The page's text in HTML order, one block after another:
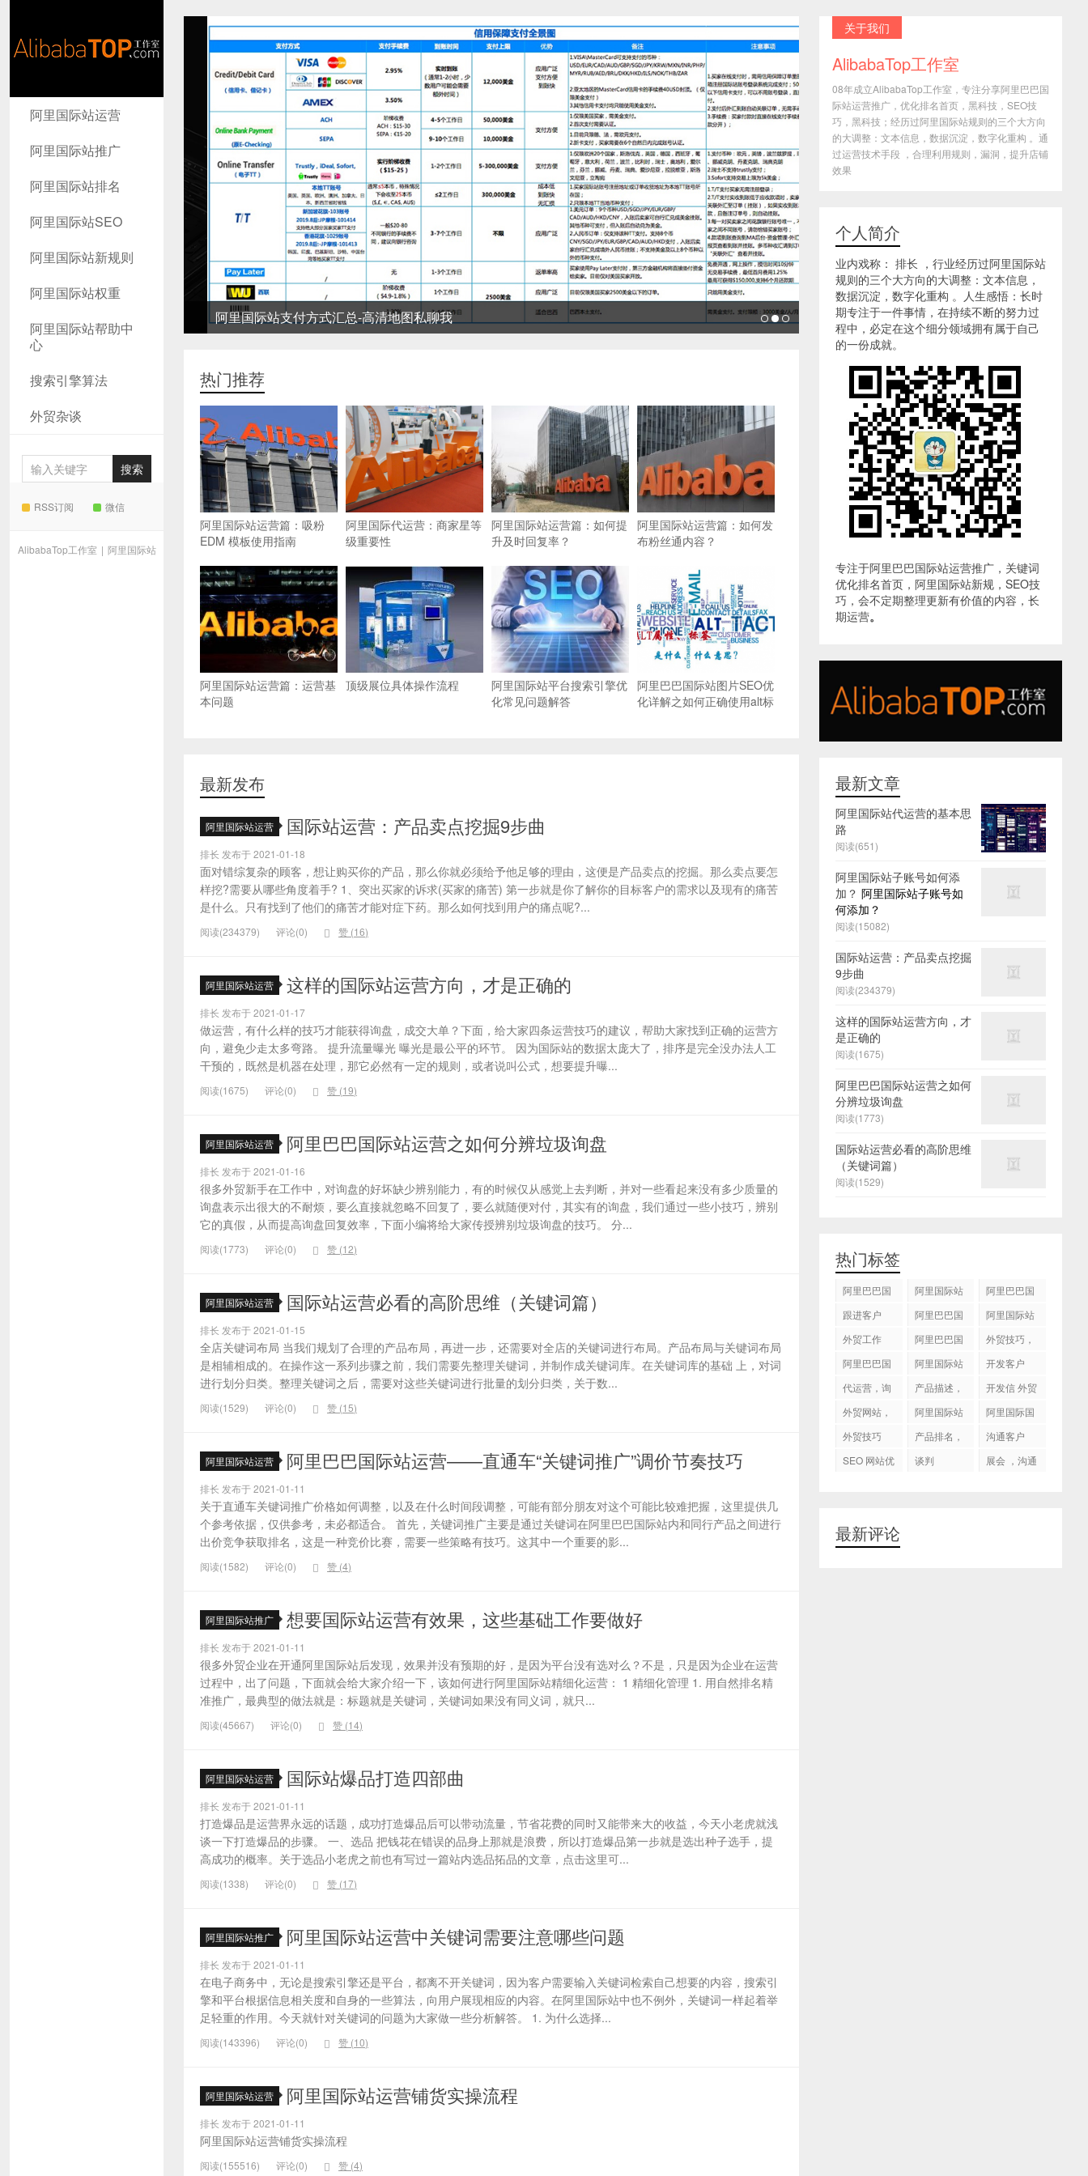
AlibabaTop
工作室
阿里国际站运营
阿里国际站推广
阿里国际站排名
阿里国际站SEO
阿里国际站新规则
阿里国际站权重
阿里国际站帮助中
心
搜索引擎算法
外贸杂谈
RSS订阅 微信
AlibabaTop工作室 | 阿里国际站
阿里国际站支付方式汇总-高清地图私聊我
热门推荐
阿里国际站运营篇：吸粉
EDM 模板使用指南
阿里国际代运营：商家星等
级重要性
阿里国际站运营篇：如何提
升及时回复率？
阿里国际站运营篇：如何发
布粉丝通内容？
阿里国际站运营篇：运营基
本问题
顶级展位具体操作流程
阿里国际站平台搜索引擎优
化常见问题解答
阿里巴巴国际站图片SEO优
化详解之如何正确使用alt标
最新发布
阿里国际站运营 国际站运营：产品卖点挖掘9步曲
排长 发布于 2021-01-18
面对错综复杂的顾客，想让购买你的产品，那么你就必须给予他足够的理由，这便是产品卖点的挖掘。那么卖点要怎
样挖?需要从哪些角度着手? 1、突出买家的诉求(买家的痛苦) 第一步就是你了解你的目标客户的需求以及现有的痛苦
是什么。只有找到了他们的痛苦才能对症下药。那么如何找到用户的痛点呢?...
阅读(234379) 评论(0) 赞 (16)
阿里国际站运营 这样的国际站运营方向，才是正确的
排长 发布于 2021-01-17
做运营，有什么样的技巧才能获得询盘，成交大单？下面，给大家四条运营技巧的建议，帮助大家找到正确的运营方
向，避免少走太多弯路。 提升流量曝光 曝光是最公平的环节。 因为国际站的数据太庞大了，排序是完全没办法人工
干预的，既然是机器在处理，那它必然有一定的规则，或者说叫公式，想要提升曝...
阅读(1675) 评论(0) 赞 (19)
阿里国际站运营 阿里巴巴国际站运营之如何分辨垃圾询盘
排长 发布于 2021-01-16
很多外贸新手在工作中，对询盘的好坏缺少辨别能力，有的时候仅从感觉上去判断，并对一些看起来没有多少质量的
询盘表示出很大的不耐烦，要么直接就忽略不回复了，要么就随便对付，其实有的询盘，我们通过一些小技巧，辨别
它的真假，从而提高询盘回复效率，下面小编将给大家传授辨别垃圾询盘的技巧。 分...
阅读(1773) 评论(0) 赞 (12)
阿里国际站运营 国际站运营必看的高阶思维（关键词篇）
排长 发布于 2021-01-15
全店关键词布局 当我们规划了合理的产品布局，再进一步，还需要对全店的关键词进行布局。产品布局与关键词布局
是相辅相成的。在操作这一系列步骤之前，我们需要先整理关键词，并制作成关键词库。在关键词库的基础 上，对词
进行划分归类。整理关键词之后，需要对这些关键词进行批量的划分归类，关于数...
阅读(1529) 评论(0) 赞 (15)
阿里国际站运营 阿里巴巴国际站运营——直通车“关键词推广”调价节奏技巧
排长 发布于 2021-01-11
关于直通车关键词推广价格如何调整，以及在什么时间段调整，可能有部分朋友对这个可能比较难把握，这里提供几
个参考依据，仅供参考，未必都适合。 首先，关键词推广主要是通过关键词在阿里巴巴国际站内和同行产品之间进行
出价竞争获取排名，这是一种竞价比赛，需要一些策略有技巧。这其中一个重要的影...
阅读(1582) 评论(0) 赞 (4)
阿里国际站推广 想要国际站运营有效果，这些基础工作要做好
排长 发布于 2021-01-11
很多外贸企业在开通阿里国际站后发现，效果并没有预期的好，是因为平台没有选对么？不是，只是因为企业在运营
过程中，出了问题，下面就会给大家介绍一下，该如何进行阿里国际站精细化运营： 1 精细化管理 1. 用自然排名精
准推广，最典型的做法就是：标题就是关键词，关键词如果没有同义词，就只...
阅读(45667) 评论(0) 赞 (14)
阿里国际站运营 国际站爆品打造四部曲
排长 发布于 2021-01-11
打造爆品是运营界永远的话题，成功打造爆品后可以带动流量，节省花费的同时又能带来大的收益，今天小老虎就浅
谈一下打造爆品的步骤。 一、选品 把钱花在错误的品身上那就是浪费，所以打造爆品第一步就是选出种子选手，提
高成功的概率。关于选品小老虎之前也有写过一篇站内选品拓品的文章，点击这里可...
阅读(1338) 评论(0) 赞 (17)
阿里国际站推广 阿里国际站运营中关键词需要注意哪些问题
排长 发布于 2021-01-11
在电子商务中，无论是搜索引擎还是平台，都离不开关键词，因为客户需要输入关键词检索自己想要的内容，搜索引
擎和平台根据信息相关度和自身的一些算法，向用户展现相应的内容。在阿里国际站中也不例外，关键词一样起着举
足轻重的作用。今天就针对关键词的问题为大家做一些分析解答。 1. 为什么选择...
阅读(143396) 评论(0) 赞 (10)
阿里国际站运营 阿里国际站运营铺货实操流程
排长 发布于 2021-01-11
阿里国际站运营铺货实操流程
阅读(155516) 评论(0) 赞 (4)
关于我们
AlibabaTop工作室
08年成立AlibabaTop工作室，专注分享阿里巴巴国
际站运营推广，优化排名首页，黑科技，SEO技
巧，黑科技；经历过阿里国际站规则的三个大方向
的大调整：文本信息，数据沉淀，数字化重构 。通
过运营技术手段 ，合理利用规则，漏洞，提升店铺
效果
个人简介
业内戏称： 排长 ，行业经历过阿里国际站
规则的三个大方向的大调整：文本信息，
数据沉淀，数字化重构 。人生感悟：长时
期专注于一件事情，在持续不断的努力过
程中，必定在这个细分领域拥有属于自己
的一份成就。
专注于阿里巴巴国际站运营推广，关键词
优化排名首页，阿里国际站新规，SEO技
巧，会不定期整理更新有价值的内容，长
期运营。
最新文章
阿里国际站代运营的基本思
路
阅读(651)
阿里国际站子账号如何添
加？ 阿里国际站子账号如
何添加？
阅读(15082)
国际站运营：产品卖点挖掘
9步曲
阅读(234379)
这样的国际站运营方向，才
是正确的
阅读(1675)
阿里巴巴国际站运营之如何
分辨垃圾询盘
阅读(1773)
国际站运营必看的高阶思维
（关键词篇）
阅读(1529)
热门标签
阿里巴巴国
阿里国际站
国际站托管
服务，阿里
服务
阿里巴巴国
跟进客户
阿里巴巴国
阿里国际站
外贸工作
阿里巴巴国
作
外贸技巧，
阿里巴巴国
化
阿里国际站
开发客户
代运营，询
产品描述，
开发信 外贸
外贸网站，
阿里国际站
阿里国际国
外贸技巧
产品排名，
沟通客户
SEO 网站优
谈判
展会 ，沟通
最新评论